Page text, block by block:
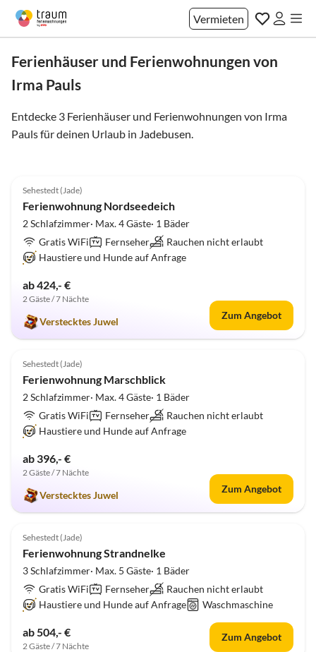
Vermieten
Ferienhäuser und Ferienwohnungen von
Irma Pauls
Entdecke 3 Ferienhäuser und Ferienwohnungen von Irma
Pauls für deinen Urlaub in Jadebusen.
Sehestedt (Jade)
Ferienwohnung Nordseedeich
2 Schlafzimmer· Max. 4 Gäste· 1 Bäder
Gratis WiFi
Fernseher
Rauchen nicht erlaubt
Haustiere und Hunde auf Anfrage
ab 424,- €
2 Gäste / 7 Nächte
Verstecktes Juwel
Zum Angebot
5.0 (1)
Sehestedt (Jade)
Ferienwohnung Marschblick
2 Schlafzimmer· Max. 4 Gäste· 1 Bäder
Gratis WiFi
Fernseher
Rauchen nicht erlaubt
Haustiere und Hunde auf Anfrage
ab 396,- €
2 Gäste / 7 Nächte
Verstecktes Juwel
Zum Angebot
5.0 (1)
Sehestedt (Jade)
Ferienwohnung Strandnelke
3 Schlafzimmer· Max. 5 Gäste· 1 Bäder
Gratis WiFi
Fernseher
Rauchen nicht erlaubt
Haustiere und Hunde auf Anfrage
Waschmaschine
ab 504,- €
2 Gäste / 7 Nächte
Zum Angebot